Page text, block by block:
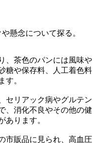
懸念について探る。
、茶色のパンには風味や
糖や保存料、人工着色料
す。
セリアック病やグルテン
、消化不良やその他の健
あります。
市販品に見られ、高血圧